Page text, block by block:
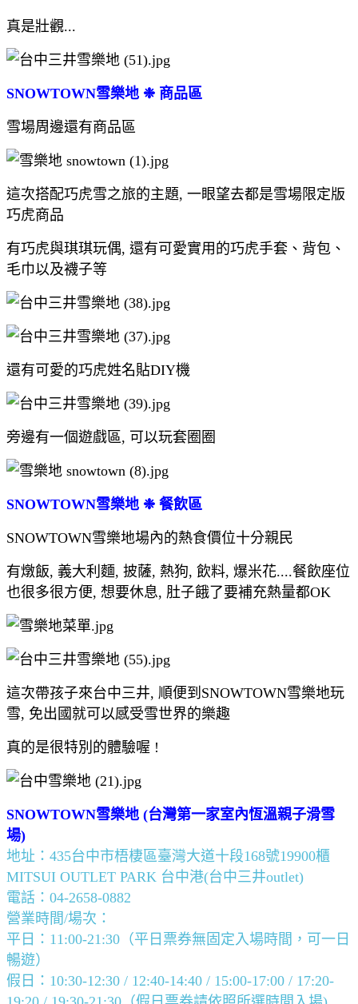
真是壯觀...
SNOWTOWN雪樂地 ❉ 商品區
雪場周邊還有商品區
這次搭配巧虎雪之旅的主題, 一眼望去都是雪場限定版
巧虎商品
有巧虎與琪琪玩偶, 還有可愛實用的巧虎手套、背包、
毛巾以及襪子等
還有可愛的巧虎姓名貼DIY機
旁邊有一個遊戲區, 可以玩套圈圈
SNOWTOWN雪樂地 ❉ 餐飲區
SNOWTOWN雪樂地場內的熱食價位十分親民
有燉飯, 義大利麵, 披薩, 熱狗, 飲料, 爆米花....餐飲座位
也很多很方便, 想要休息, 肚子餓了要補充熱量都OK
這次帶孩子來台中三井, 順便到SNOWTOWN雪樂地玩
雪, 免出國就可以感受雪世界的樂趣
真的是很特別的體驗喔 !
SNOWTOWN雪樂地 (台灣第一家室內恆溫親子滑雪
場)
地址：435台中市梧棲區臺灣大道十段168號19900櫃
MITSUI OUTLET PARK 台中港(台中三井outlet)
電話：04-2658-0882
營業時間/場次：
平日：11:00-21:30（平日票券無固定入場時間，可一日
暢遊）
假日：10:30-12:30 / 12:40-14:40 / 15:00-17:00 / 17:20-